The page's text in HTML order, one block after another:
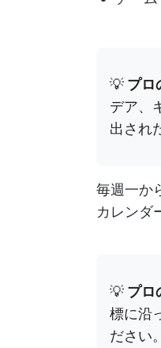
💡 プロ
デア、
出され
毎週一か
カレンダ
💡 プロ
標に沿
ださい